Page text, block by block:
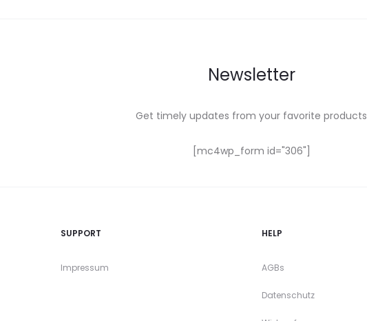
Newsletter
Get timely updates from your favorite products
[mc4wp_form id="306"]
SUPPORT
Impressum
HELP
AGBs
Datenschutz